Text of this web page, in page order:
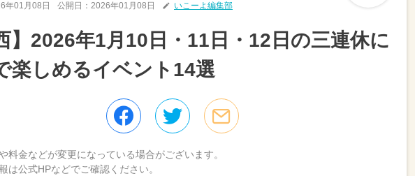
年01月08日 公開日： 2026年01月08日 いこーよ編集部
】2026年1月10日・11日・12日の三連休に
楽しめるイベント14選
料金などが変更になっている場合がございます。
は公式HPなどでご確認ください。